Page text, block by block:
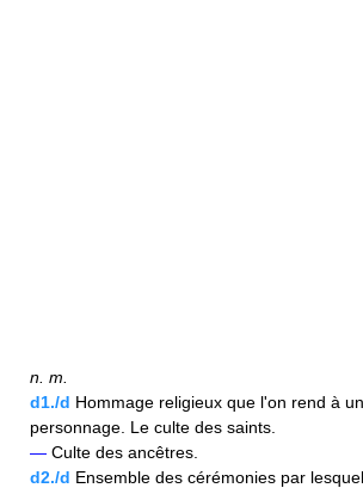
n. m.
d1./d Hommage religieux que l'on rend à
personnage. Le culte des saints.
— Culte des ancêtres.
d2./d Ensemble des cérémonies par